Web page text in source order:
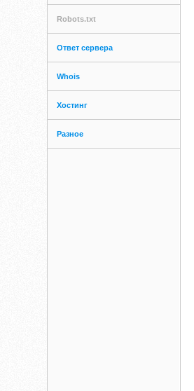
Robots.txt
Ответ сервера
Whois
Хостинг
Разное